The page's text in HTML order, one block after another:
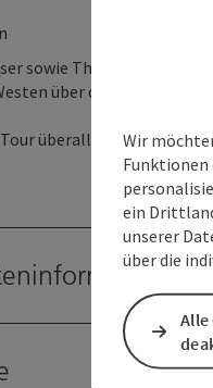
sowie Thalheimer Seite
über den
überall entlang der
Wir
Funktionen
ein
unserer
über die
Alle